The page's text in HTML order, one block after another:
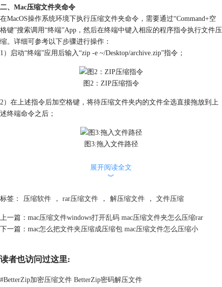
二、Mac压缩文件夹命令
在MacOS操作系统环境下执行压缩文件夹命令，需要通过“Command+空
格键”搜索调用“终端”App，然后在终端中键入相应的程序指令执行文件压
缩。详细可参考以下步骤进行操作：
1）启动“终端”应用后输入“zip -e ~/Desktop/archive.zip”指令；
图2：ZIP压缩指令
2）在上述指令后加空格键，将待压缩文件夹内的文件全选直接拖放到上
述终端命令之后；
图3:拖入文件路径
3）点击回车键输入并确认加密密码（输入时密码无显示直接输入即
可），再点击回车即可生成ZIP格式的加密压缩文档。
图4:生成压缩文件
使用标题一、二的方法在苹果电脑中压缩生成的ZIP格式文件，从
Windows操作系统中解压使用时，通常会遇到文件乱码的情况。这是因为
设压缩功能来解决文件乱码问题。
Mac文件压缩后发给Windows乱码导致文件交互困难，要在源头上根除文
展开阅读全文
︾
标签： 压缩软件 ， rar压缩文件 ， 解压缩文件 ， 文件压缩
上一篇： mac压缩文件windows打开乱码 mac压缩文件夹怎么压缩rar
下一篇： mac怎么把文件夹压缩成压缩包 mac压缩文件怎么压缩小
读者也访问过这里:
#BetterZip加密压缩文件 BetterZip密码解压文件